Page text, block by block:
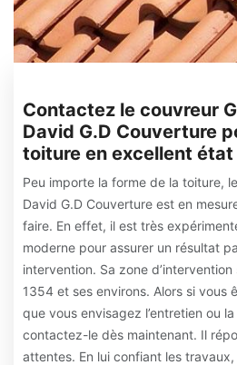
Contactez le couvreur
David G.D Couverture
toiture en excellent état
Peu importe la forme de la toiture,
David G.D Couverture est en
faire. En effet, il est très
moderne pour assurer un résultat
intervention. Sa zone d’intervention
1354 et ses environs. Alors si vous
que vous envisagez l’entretien ou
contactez-le dès maintenant. Il
attentes. En lui confiant les